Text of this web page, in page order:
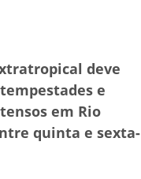
deve
e
em Rio
quinta e sexta-